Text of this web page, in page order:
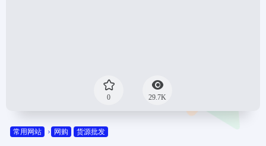
0 29.7K
常用网站 网购 货源批发